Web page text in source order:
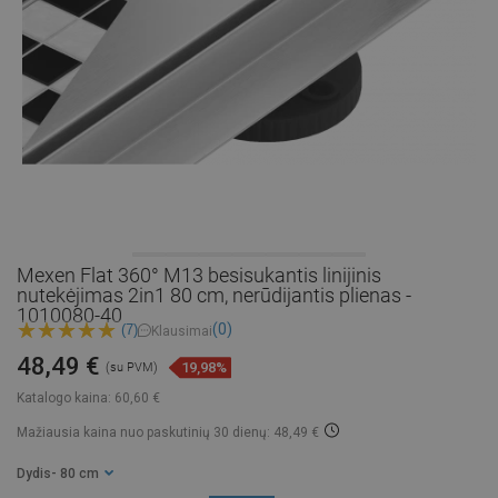
Mexen Flat 360° M13 besisukantis linijinis
nutekėjimas 2in1 80 cm, nerūdijantis plienas -
1010080-40
(7) Klausimai(0)
Katalogo kaina: 60,60 €
48,49 € (su PVM) 19,98%
Mažiausia kaina nuo paskutinių 30 dienų: 48,49 €
Dydis - 80 cm